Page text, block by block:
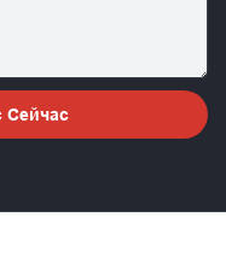
Сейчас